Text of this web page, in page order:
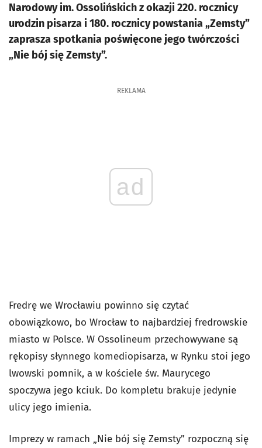
Narodowy im. Ossolińskich z okazji 220. rocznicy
urodzin pisarza i 180. rocznicy powstania „Zemsty”
zaprasza spotkania poświęcone jego twórczości
„Nie bój się Zemsty”.
REKLAMA
ad
Fredrę we Wrocławiu powinno się czytać
obowiązkowo, bo Wrocław to najbardziej fredrowskie
miasto w Polsce. W Ossolineum przechowywane są
rękopisy słynnego komediopisarza, w Rynku stoi jego
lwowski pomnik, a w kościele św. Maurycego
spoczywa jego kciuk. Do kompletu brakuje jedynie
ulicy jego imienia.
Imprezy w ramach „Nie bój się Zemsty” rozpoczną się